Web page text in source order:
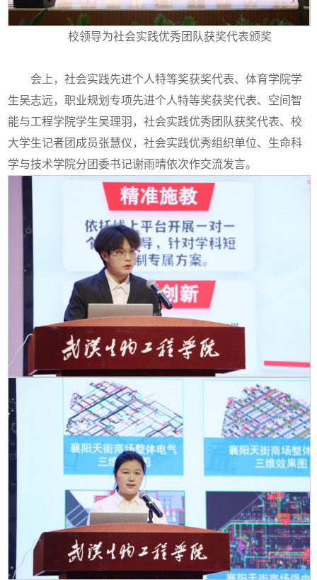
校领导为社会实践优秀团队获奖代表颁奖
会上，社会实践先进个人特等奖获奖代表、体育学院学
生吴志远，职业规划专项先进个人特等奖获奖代表、空间智
能与工程学院学生吴理羽，社会实践优秀团队获奖代表、校
大学生记者团成员张慧仪，社会实践优秀组织单位、生命科
学与技术学院分团委书记谢雨晴依次作交流发言。